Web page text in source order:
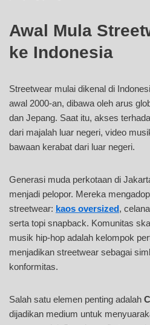
Awal Mula
ke Indonesia
Streetwear mulai dikenal di
awal 2000-an, dibawa oleh arus
dan Jepang. Saat itu, akses
dari majalah luar negeri, video
bawaan kerabat dari luar negeri.
Generasi muda perkotaan di
menjadi pelopor. Mereka
streetwear: kaos oversized,
serta topi snapback. Komunitas
musik hip-hop adalah kelompok
menjadikan streetwear sebagai
konformitas.
Salah satu elemen penting adalah
dijadikan medium untuk